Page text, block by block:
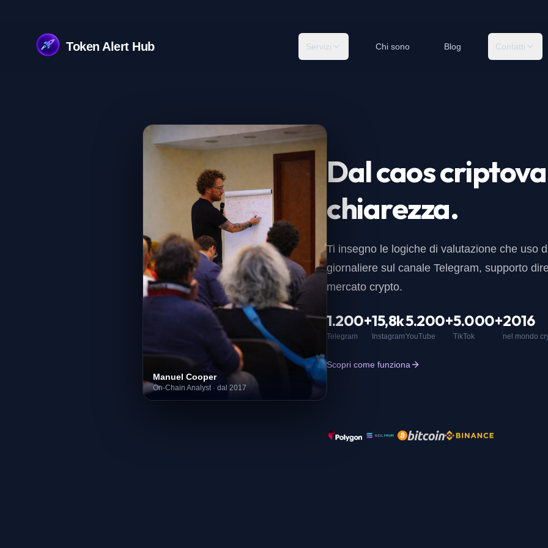
Token Alert Hub Servizi Chi sono Blog Contatti
Manuel Cooper
On-Chain Analyst · dal 2017
Dal caos
chiarezza.
Ti insegno le logiche di valutazione che uso
giornaliere sul canale Telegram, supporto
mercato crypto.
1.200+
Telegram
15,8k
Instagram
5.200+
YouTube
5.000+
TikTok
2016
nel mondo
Scopri come funziona